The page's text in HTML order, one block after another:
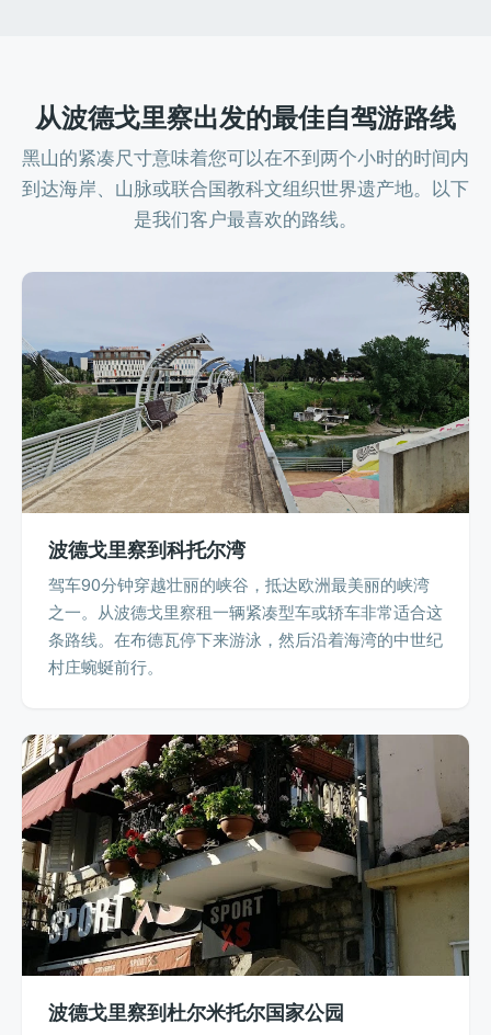
从波德戈里察出发的最佳自驾游路线
黑山的紧凑尺寸意味着您可以在不到两个小时的时间内
到达海岸、山脉或联合国教科文组织世界遗产地。以下
是我们客户最喜欢的路线。
波德戈里察到科托尔湾
驾车90分钟穿越壮丽的峡谷，抵达欧洲最美丽的峡湾
之一。从波德戈里察租一辆紧凑型车或轿车非常适合这
条路线。在布德瓦停下来游泳，然后沿着海湾的中世纪
村庄蜿蜒前行。
波德戈里察到杜尔米托尔国家公园